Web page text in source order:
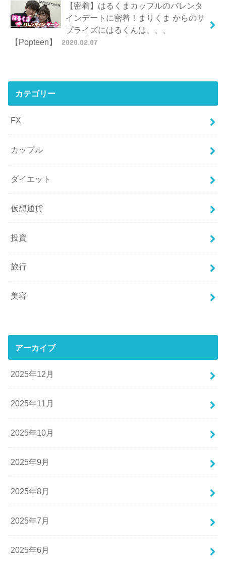
【密着】はるくまカップルのバレンタ
インデートに密着！まりくま からのサ
プライズにはるくんは、、、
【Popteen】
2020.02.07
カテゴリー
FX
カップル
ダイエット
仮想通貨
投資
旅行
美容
アーカイブ
2025年12月
2025年11月
2025年10月
2025年9月
2025年8月
2025年7月
2025年6月